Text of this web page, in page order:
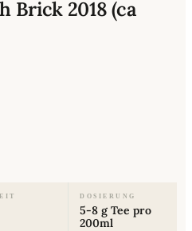
Brick 2018 (ca
DOSIERUNG
5-8 g Tee pro
200ml